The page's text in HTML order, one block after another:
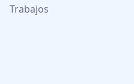
Trabajos